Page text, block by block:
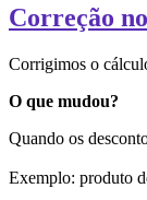
Correção
Corrigimos o
O que mudou?
Quando os
Exemplo: produto